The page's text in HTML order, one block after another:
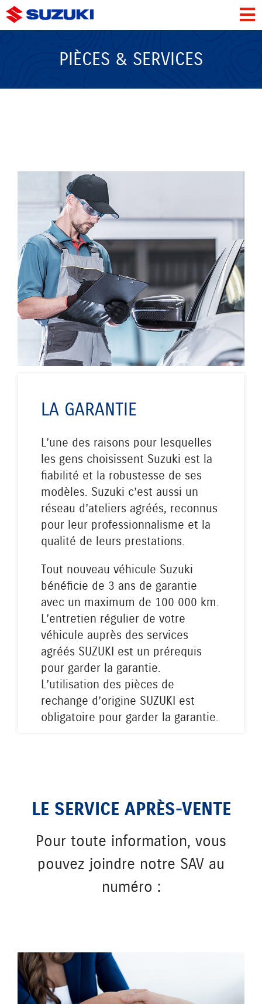
PIÈCES & SERVICES
LA GARANTIE
L’une des raisons pour lesquelles
les gens choisissent Suzuki est la
fiabilité et la robustesse de ses
modèles. Suzuki c’est aussi un
réseau d’ateliers agréés, reconnus
pour leur professionnalisme et la
qualité de leurs prestations.
Tout nouveau véhicule Suzuki
bénéficie de 3 ans de garantie
avec un maximum de 100 000 km.
L’entretien régulier de votre
véhicule auprès des services
agréés SUZUKI est un prérequis
pour garder la garantie.
L’utilisation des pièces de
rechange d’origine SUZUKI est
obligatoire pour garder la garantie.
LE SERVICE APRÈS-VENTE
Pour toute information, vous
pouvez joindre notre SAV au
numéro :